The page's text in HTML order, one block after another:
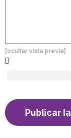
[ocultar vista previa]
[]